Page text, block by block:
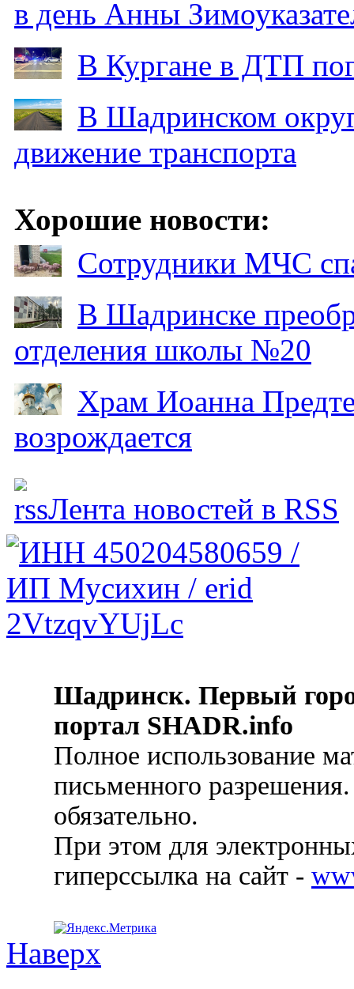
в день Анны
В Кургане в ДТП
В Шадринском
движение транспорта
Хорошие новости:
Сотрудники МЧС
В Шадринске
отделения школы №20
Храм Иоанна
возрождается
Лента новостей в RSS
Шадринск. Первый
портал SHADR.info
Полное использование
письменного
обязательно.
При этом для
гиперссылка на сайт -
Наверх